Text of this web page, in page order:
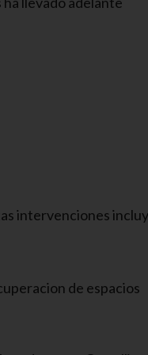
intervenciones
de espacios